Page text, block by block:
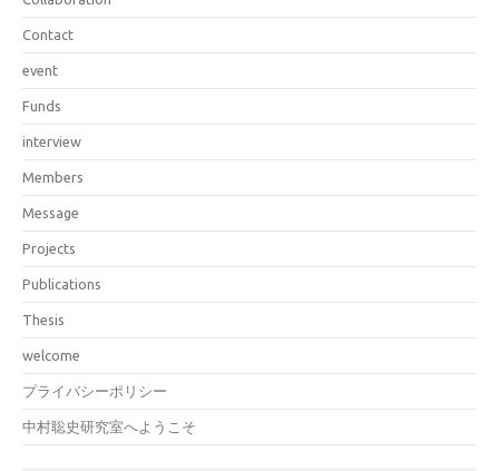
Contact
event
Funds
interview
Members
Message
Projects
Publications
Thesis
welcome
プライバシーポリシー
中村聡史研究室へようこそ